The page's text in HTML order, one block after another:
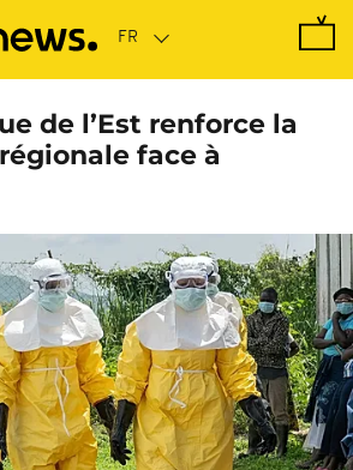
de l’Est renforce la
face à